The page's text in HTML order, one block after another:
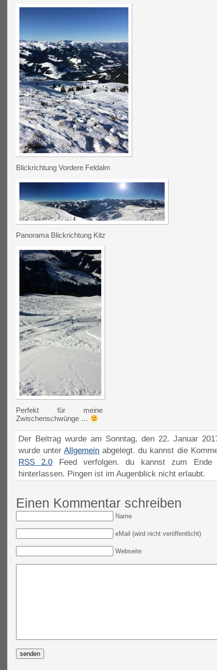
Blickrichtung Vordere Feldalm
Panorama Blickrichtung Kitz
Perfekt für meine
Zwischenschwünge …
Der Beitrag wurde am Sonntag, den 22. Januar
wurde unterAllgemein abgelegt. du kannst die
RSS 2.0 Feed verfolgen. du kannst zum Ende
hinterlassen. Pingen ist im Augenblick nicht erlaubt.
Einen Kommentar schreiben
Name
eMail (wird nicht veröffentlicht)
Webseite